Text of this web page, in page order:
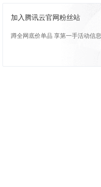
加入腾讯云官网粉丝站
蹲全网底价单品 享第一手活动信息